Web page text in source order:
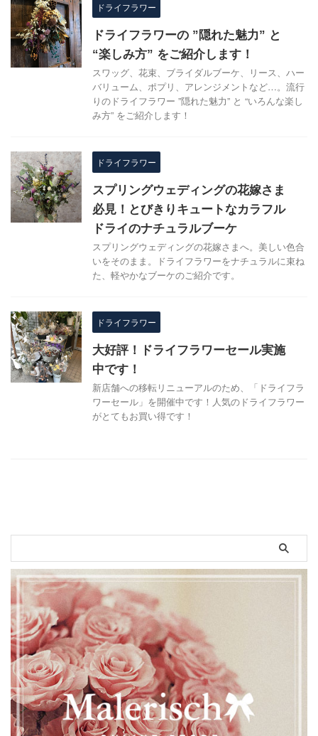
ドライフラワー
ドライフラワーの ”隠れた魅力” と
“楽しみ方” をご紹介します！
スワッグ、花束、ブライダルブーケ、リース、ハー
バリューム、ポプリ、アレンジメントなど…。流行
りのドライフラワー ”隠れた魅力” と “いろんな楽し
み方” をご紹介します！
ドライフラワー
スプリングウェディングの花嫁さま
必見！とびきりキュートなカラフル
ドライのナチュラルブーケ
スプリングウェディングの花嫁さまへ。美しい色合
いをそのまま。ドライフラワーをナチュラルに束ね
た、軽やかなブーケのご紹介です。
ドライフラワー
大好評！ドライフラワーセール実施
中です！
新店舗への移転リニューアルのため、「ドライフラ
ワーセール」を開催中です！人気のドライフラワー
がとてもお買い得です！